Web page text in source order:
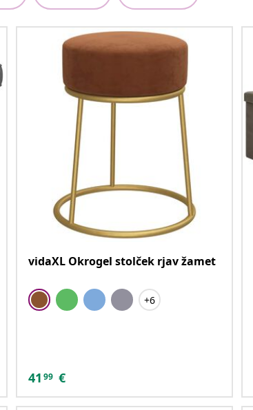
vidaXL Okrogel stolček rjav žamet
+6
41 99 €